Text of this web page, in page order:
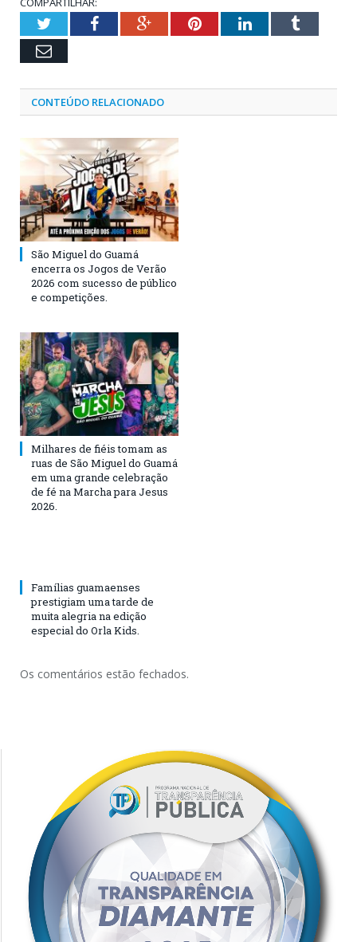
TwitterFacebookGoogle+PinterestLinkedInTumblr
Email
CONTEÚDO RELACIONADO
São Miguel do Guamá
encerra os Jogos de Verão
2026 com sucesso de público
e competições.
Milhares de fiéis tomam as
ruas de São Miguel do Guamá
em uma grande celebração
de fé na Marcha para Jesus
2026.
Famílias guamaenses
prestigiam uma tarde de
muita alegria na edição
especial do Orla Kids.
Os comentários estão fechados.